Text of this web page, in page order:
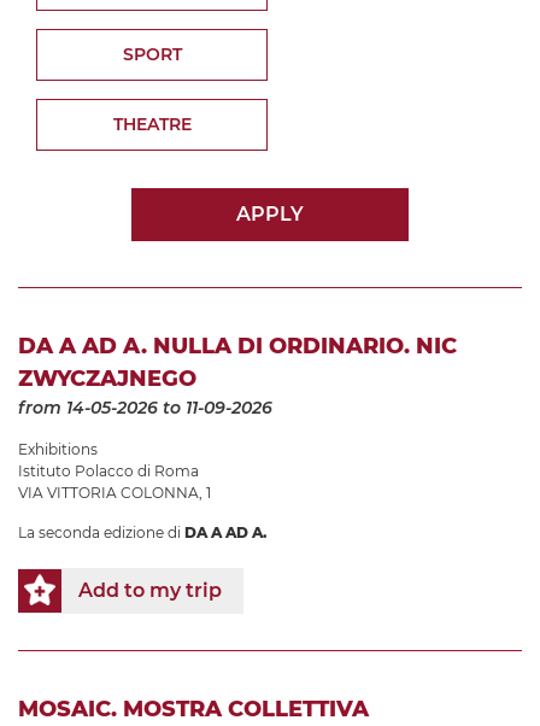
SPORT
THEATRE
APPLY
DA A AD A. NULLA DI ORDINARIO. NIC
ZWYCZAJNEGO
from 14-05-2026 to 11-09-2026
Exhibitions
Istituto Polacco di Roma
VIA VITTORIA COLONNA, 1
La seconda edizione di DA A AD A.
Add to my trip
MOSAIC. MOSTRA COLLETTIVA